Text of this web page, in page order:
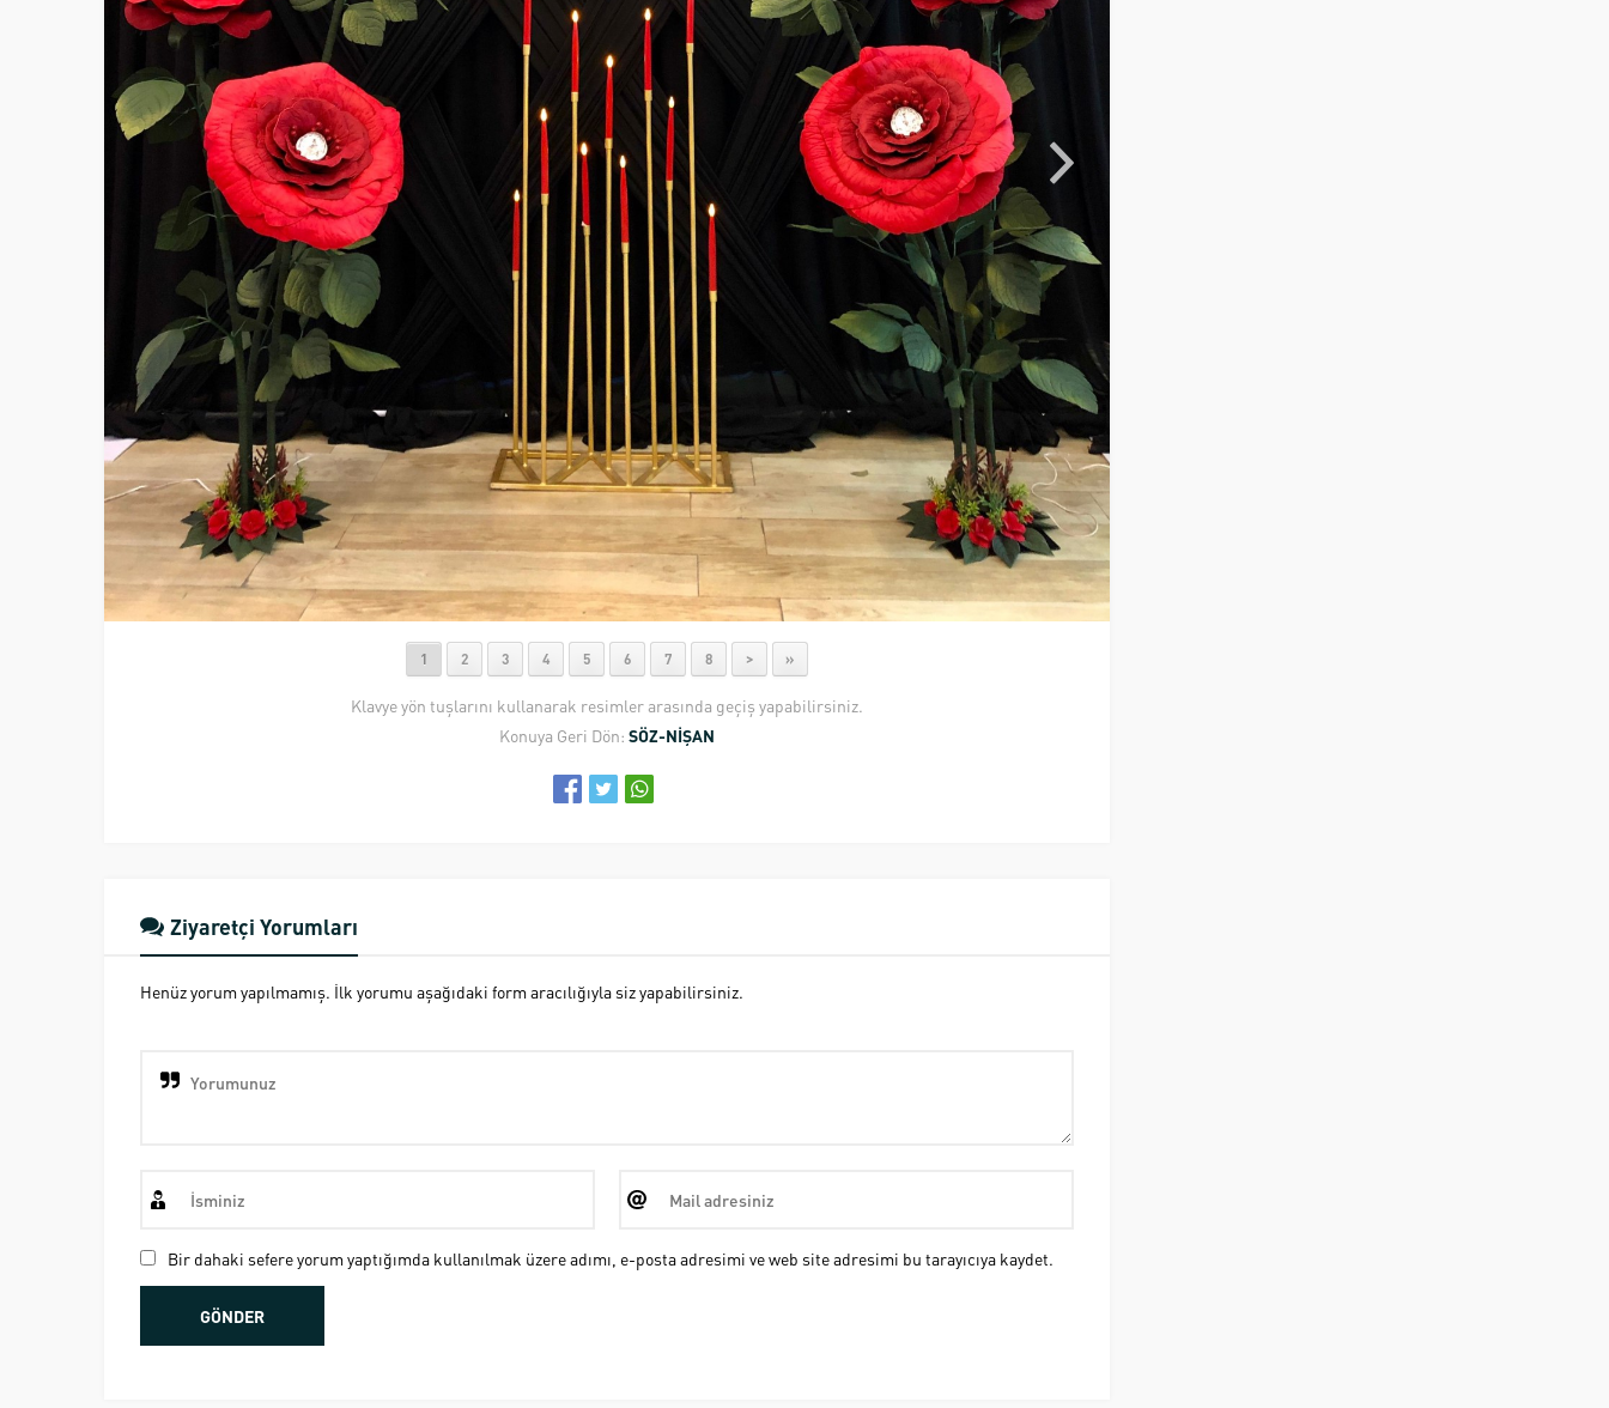
1 2 3 4 5 6 7 8 > »
Klavye yön tuşlarını kullanarak resimler arasında geçiş yapabilirsiniz.
Konuya Geri Dön: SÖZ-NİŞAN
Ziyaretçi Yorumları
Henüz yorum yapılmamış. İlk yorumu aşağıdaki form aracılığıyla siz yapabilirsiniz.
Bir dahaki sefere yorum yaptığımda kullanılmak üzere adımı, e-posta adresimi ve web site adresimi bu tarayıcıya kaydet.